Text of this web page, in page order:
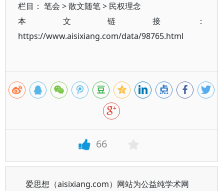
栏目： 笔会 >散文随笔> 民权理念
本文链接：
https://www.aisixiang.com/data/98765.html
66
爱思想（aisixiang.com）网站为公益纯学术网